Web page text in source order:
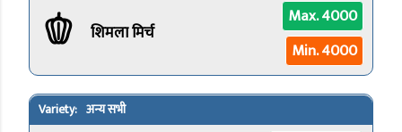
🫑 शिमला मिर्च
Max. 4000
Min. 4000
अन्य सभी